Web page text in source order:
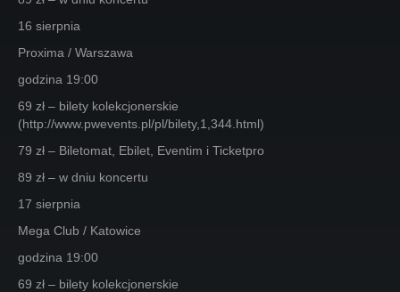
16 sierpnia
Proxima / Warszawa
godzina 19:00
69 zł – bilety kolekcjonerskie
(http://www.pwevents.pl/pl/bilety,1,344.html)
79 zł – Biletomat, Ebilet, Eventim i Ticketpro
89 zł – w dniu koncertu
17 sierpnia
Mega Club / Katowice
godzina 19:00
69 zł – bilety kolekcjonerskie